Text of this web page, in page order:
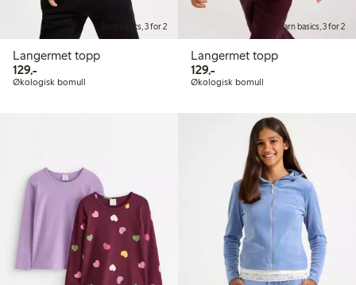
Barn basics, 3 for 2
Langermet topp
129,-129,00 kr
Økologisk bomull
Barn basics, 3 for 2
Langermet topp
129,-129,00 kr
Økologisk bomull